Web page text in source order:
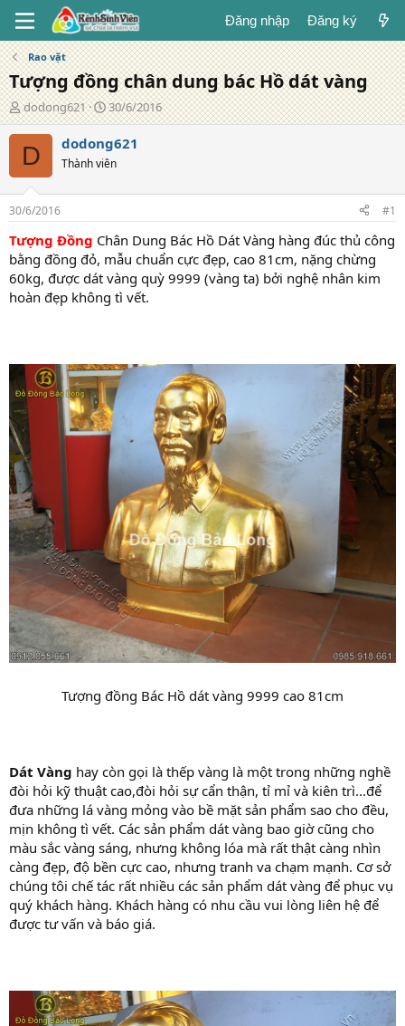
Đăng nhập Đăng ký
Rao vặt
Tượng đồng chân dung bác Hồ dát vàng
T
á
c
g
ả
dodong621
N
g
à
y
đ
g
30/6/2016
D dodong621
Thành viên
30/6/2016 #1
Tượng Đồng Chân Dung Bác Hồ Dát Vàng hàng đúc thủ công
bằng đồng đỏ, mẫu chuẩn cực đẹp, cao 81cm, nặng chừng
60kg, được dát vàng quỳ 9999 (vàng ta) bởi nghệ nhân kim
hoàn đẹp không tì vết.
Tượng đồng Bác Hồ dát vàng 9999 cao 81cm​
Dát Vàng hay còn gọi là thếp vàng là một trong những nghề
đòi hỏi kỹ thuật cao,đòi hỏi sự cẩn thận, tỉ mỉ và kiên trì...để
đưa những lá vàng mỏng vào bề mặt sản phẩm sao cho đều,
mịn không tì vết. Các sản phẩm dát vàng bao giờ cũng cho
màu sắc vàng sáng, nhưng không lóa mà rất thật càng nhìn
càng đẹp, độ bền cực cao, nhưng tranh va chạm mạnh. Cơ sở
chúng tôi chế tác rất nhiều các sản phẩm dát vàng để phục vụ
quý khách hàng. Khách hàng có nhu cầu vui lòng liên hệ để
được tư vấn và báo giá.